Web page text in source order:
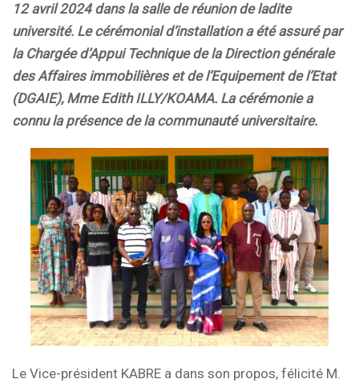
12 avril 2024 dans la salle de réunion de ladite
université. Le cérémonial d’installation a été assuré par
la Chargée d’Appui Technique de la Direction générale
des Affaires immobilières et de l’Equipement de l’Etat
(DGAIE), Mme Edith ILLY/KOAMA. La cérémonie a
connu la présence de la communauté universitaire.
Le Vice-président KABRE a dans son propos, félicité M.